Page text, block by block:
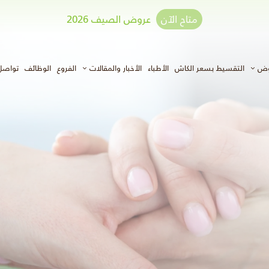
متاح الآن عروض الصيف 2026
التقسيط بسعر الكاش الأطباء الأخبار والمقالات الفروع الوظائف